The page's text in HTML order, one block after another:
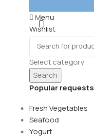
Select category
Search
Popular requests
Fresh Vegetables
Seafood
Yogurt
Menu
Wishlist
0